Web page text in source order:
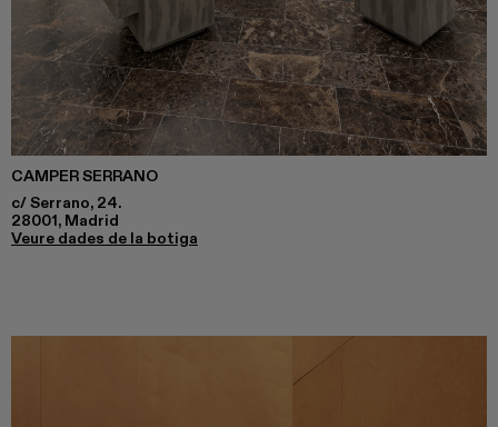
CAMPER SERRANO
c/ Serrano, 24.
28001, Madrid
Veure dades de la botiga